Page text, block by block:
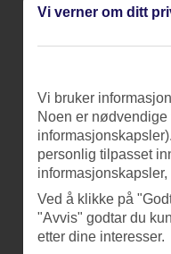
Vi verner om ditt
Vi bruker
Noen er
personlig tilpasset
Ved å klikke på
"Avvis" godtar du
etter dine interesser.